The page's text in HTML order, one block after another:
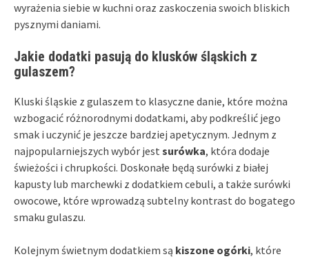
wyrażenia siebie w kuchni oraz zaskoczenia swoich bliskich
pysznymi daniami.
Jakie dodatki pasują do klusków śląskich z
gulaszem?
Kluski śląskie z gulaszem to klasyczne danie, które można
wzbogacić różnorodnymi dodatkami, aby podkreślić jego
smak i uczynić je jeszcze bardziej apetycznym. Jednym z
najpopularniejszych wybór jest surówka, która dodaje
świeżości i chrupkości. Doskonałe będą surówki z białej
kapusty lub marchewki z dodatkiem cebuli, a także surówki
owocowe, które wprowadzą subtelny kontrast do bogatego
smaku gulaszu.
Kolejnym świetnym dodatkiem są kiszone ogórki, które